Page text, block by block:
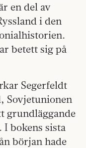
en del av
i den
betett sig på
Segerfeldt
Sovjetunionen
grundläggande
bokens sista
början hade